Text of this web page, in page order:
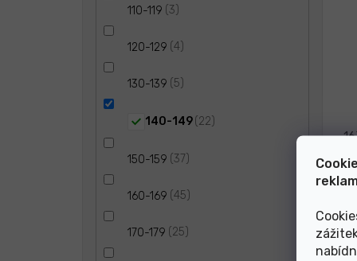
110-119 3
120-129 4
130-139 5
140-149 22
150-159 37
160-169 45
170-179 25